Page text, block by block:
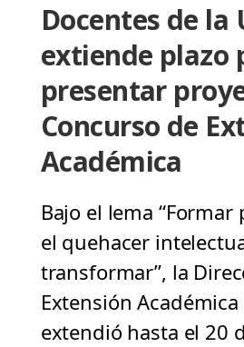
Docentes de la
extiende plazo
presentar
Concurso de
Académica
Bajo el lema
el quehacer
transformar”, la
Extensión Académica
extendió hasta el 20